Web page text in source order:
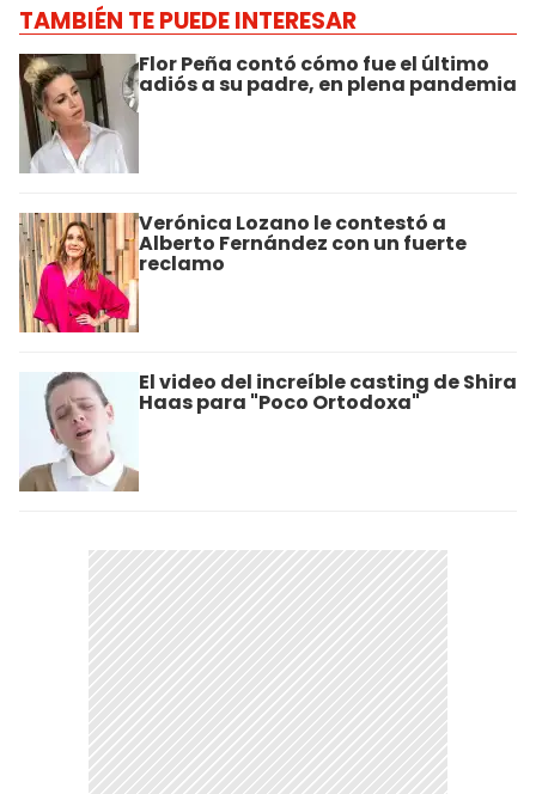
TAMBIÉN TE PUEDE INTERESAR
Flor Peña contó cómo fue el último
adiós a su padre, en plena pandemia
Verónica Lozano le contestó a
Alberto Fernández con un fuerte
reclamo
El video del increíble casting de Shira
Haas para "Poco Ortodoxa"